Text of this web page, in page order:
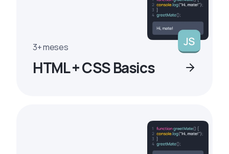
3+ meses
HTML + CSS Basics